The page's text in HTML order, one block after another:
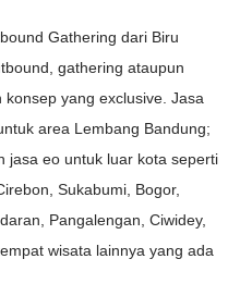
Gathering dari Biru
gathering ataupun
yang exclusive. Jasa
area Lembang Bandung;
jasa eo untuk luar kota seperti
Sukabumi, Bogor,
Pangalengan, Ciwidey,
wisata lainnya yang ada